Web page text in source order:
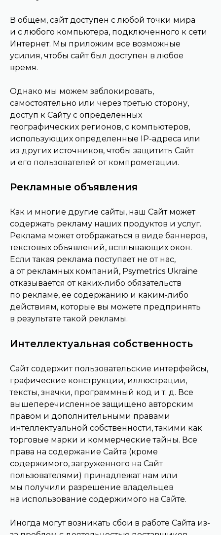
В общем, сайт доступен с любой точки мира
и с любого компьютера, подключенного к сети
Интернет. Мы приложим все возможные
усилия, чтобы сайт был доступен в любое
время.
Однако мы можем заблокировать,
самостоятельно или через третью сторону,
доступ к Сайту с определенных
географических регионов, с компьютеров,
использующих определенные IP-адреса или
из других источников, чтобы защитить Сайт
и его пользователей от компрометации.
Рекламные объявления
Как и многие другие сайты, наш Сайт может
содержать рекламу наших продуктов и услуг.
Реклама может отображаться в виде баннеров,
текстовых объявлений, всплывающих окон.
Если такая реклама поступает не от нас,
а от рекламных компаний, Psymetrics Ukraine
отказывается от каких-либо обязательств
по рекламе, ее содержанию и каким-либо
действиям, которые вы можете предпринять
в результате такой рекламы.
Интеллектуальная собственность
Сайт содержит пользовательские интерфейсы,
графические конструкции, иллюстрации,
тексты, значки, программный код и т. д. Все
вышеперечисленное защищено авторским
правом и дополнительными правами
интеллектуальной собственности, такими как
торговые марки и коммерческие тайны. Все
права на содержание Сайта (кроме
содержимого, загруженного на Сайт
пользователями) принадлежат нам или
мы получили разрешение владельцев
на использование содержимого на Сайте.
Иногда могут возникать сбои в работе Сайта из-